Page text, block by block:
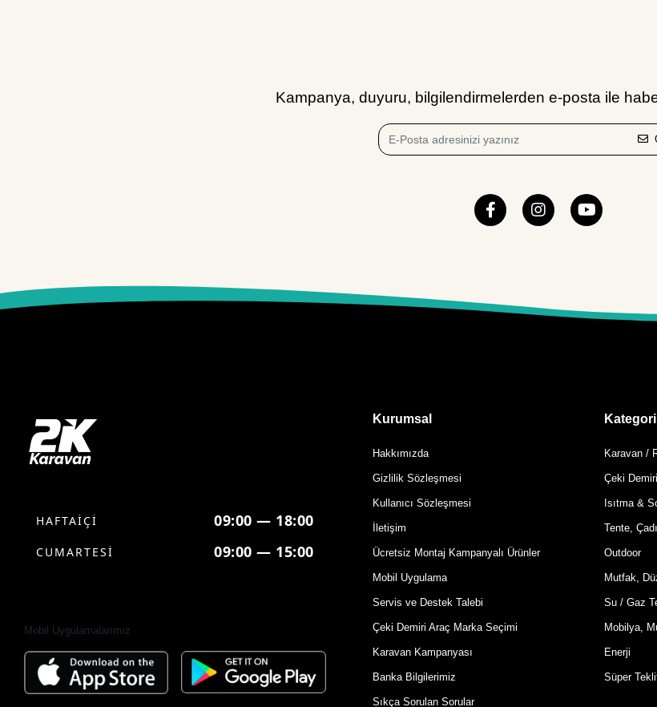
Kampanya, duyuru, bilgilendirmelerden e-posta ile
HAFTAİÇİ 09:00 — 18:00
CUMARTESİ 09:00 — 15:00
Mobil Uygulamalarımız
Kurumsal
Hakkımızda
Gizlilik Sözleşmesi
Kullanıcı Sözleşmesi
İletişim
Ücretsiz Montaj Kampanyalı Ürünler
Mobil Uygulama
Servis ve Destek Talebi
Çeki Demiri Araç Marka Seçimi
Karavan Kampanyası
Banka Bilgilerimiz
Sıkça Sorulan Sorular
Karavan /
Çeki Demiri
Isıtma &
Tente,
Outdoor
Mutfak,
Su / Gaz
Mobilya,
Enerji
Süper